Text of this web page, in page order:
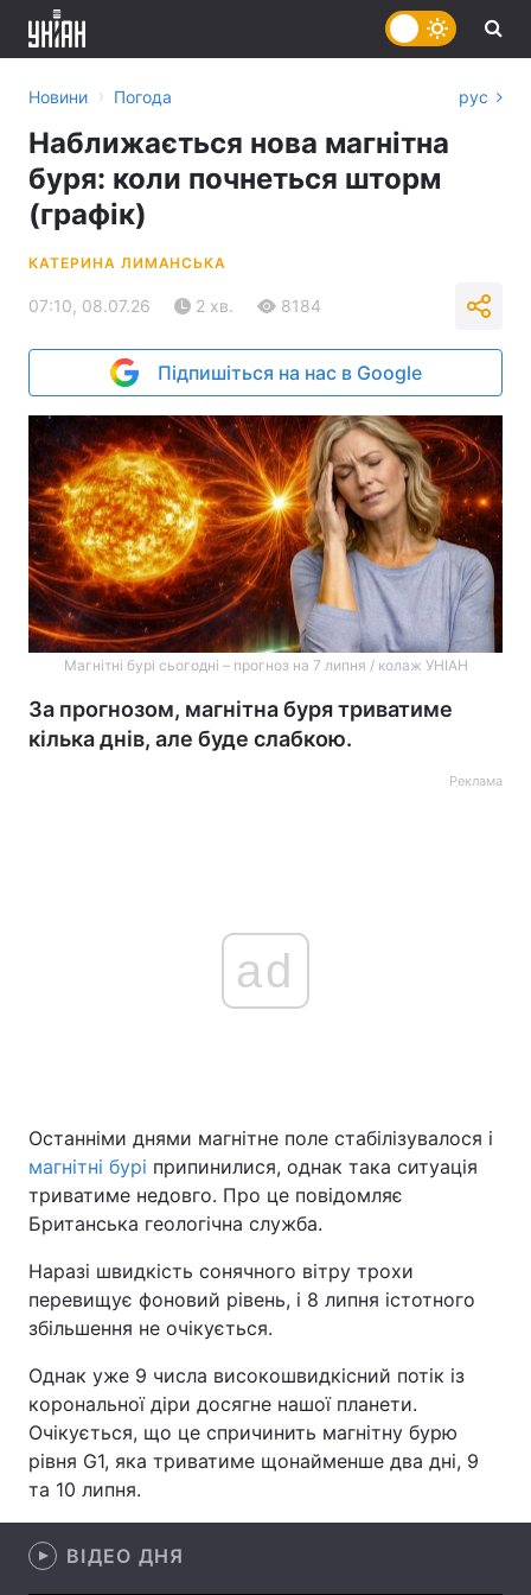
Головна Війна
Україна Політика
Економіка Світ
Спорт
Техно і зв'язок Лайт
Зброя Інциденти
Здоров'я
Новини › Погода рус
Наближається нова магнітна
буря: коли почнеться шторм
(графік)
КАТЕРИНА ЛИМАНСЬКА
07:10, 08.07.26 2 хв. 8184
Підпишіться на нас в Google
Магнітні бурі сьогодні – прогноз на 7 липня / колаж УНІАН
За прогнозом, магнітна буря триватиме
кілька днів, але буде слабкою.
Реклама
ad
Останніми днями магнітне поле стабілізувалося і
магнітні бурі припинилися, однак така ситуація
триватиме недовго. Про це повідомляє
Британська геологічна служба.
Наразі швидкість сонячного вітру трохи
перевищує фоновий рівень, і 8 липня істотного
збільшення не очікується.
Однак уже 9 числа високошвидкісний потік із
корональної діри досягне нашої планети.
Очікується, що це спричинить магнітну бурю
рівня G1, яка триватиме щонайменше два дні, 9
та 10 липня.
ВІДЕО ДНЯ